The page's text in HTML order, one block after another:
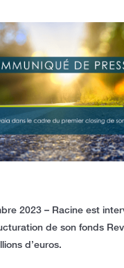
2023 – Racine est
de son fonds
d’euros.